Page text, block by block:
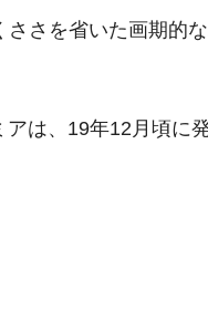
さを省いた画期的
は、19年12月頃に